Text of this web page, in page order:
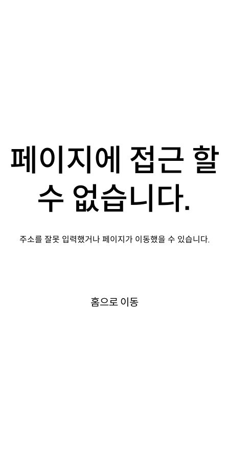
페이지에 접근 할
수 없습니다.
주소를 잘못 입력했거나 페이지가 이동했을 수 있습니다.
홈으로 이동